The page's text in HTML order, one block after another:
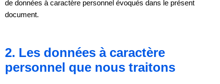
de données à caractère personnel évoqués dans le présent
document.
2. Les données à caractère
personnel que nous traitons